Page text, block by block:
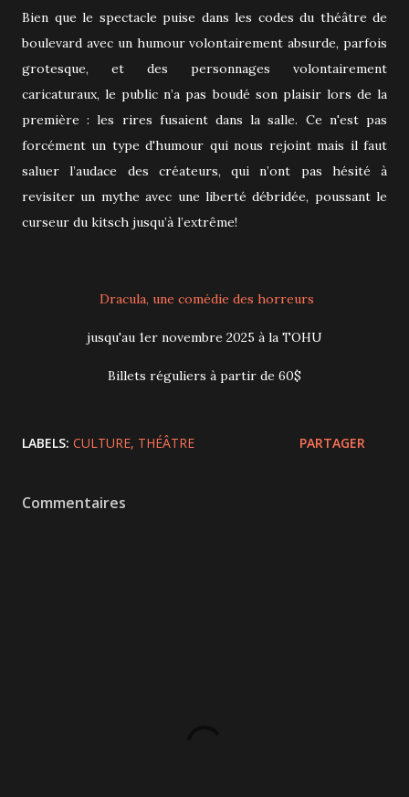
Bien que le spectacle puise dans les codes du théâtre de
boulevard avec un humour volontairement absurde, parfois
grotesque, et des personnages volontairement
caricaturaux, le public n’a pas boudé son plaisir lors de la
première : les rires fusaient dans la salle. Ce n'est pas
forcément un type d'humour qui nous rejoint mais il faut
saluer l’audace des créateurs, qui n’ont pas hésité à
revisiter un mythe avec une liberté débridée, poussant le
curseur du kitsch jusqu’à l’extrême!
Dracula, une comédie des horreurs
jusqu'au 1er novembre 2025 à la TOHU
Billets réguliers à partir de 60$
LABELS: CULTURE THÉÂTRE PARTAGER
Commentaires